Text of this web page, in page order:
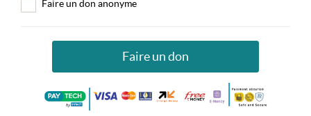
Faire un don anonyme
Faire un don